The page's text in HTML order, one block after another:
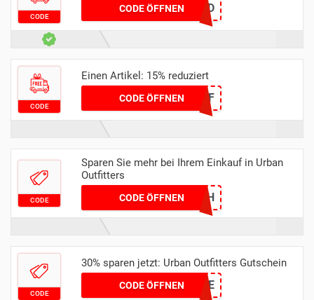
CODE
CODE ÖFFNEN
MT6MRCKNPD
CODE
Einen Artikel: 15% reduziert
CODE ÖFFNEN15OFF
CODE
Sparen Sie mehr bei Ihrem Einkauf in Urban
Outfitters
CODE ÖFFNENFLASH
CODE
30% sparen jetzt: Urban Outfitters Gutschein
CODE ÖFFNEN
SALEONSALE